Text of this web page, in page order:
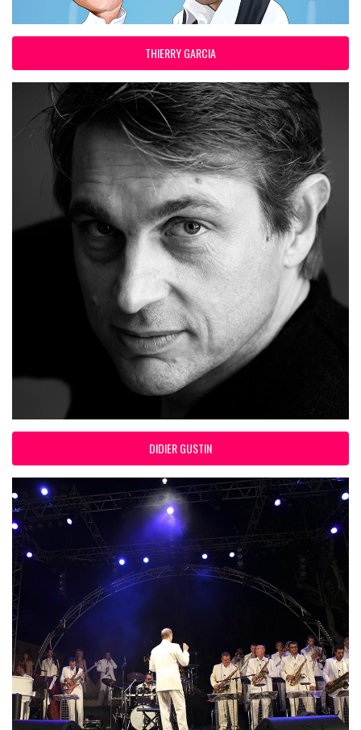
THIERRY GARCIA
DIDIER GUSTIN